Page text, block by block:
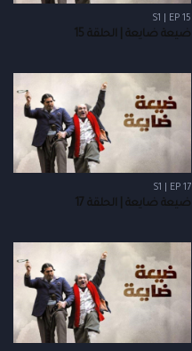
S1 | EP 15
ضيعة ضايعة | الحلقة 15
S1 | EP 17
ضيعة ضايعة | الحلقة 17